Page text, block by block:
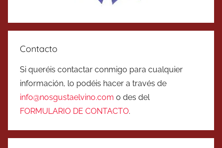
Contacto
Si queréis contactar conmigo para cualquier
información, lo podéis hacer a través de
info@nosgustaelvino.com o des del
FORMULARIO DE CONTACTO.